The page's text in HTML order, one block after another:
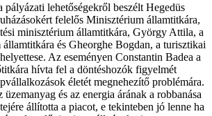
pályázati lehetőségekről beszélt Hegedüs
felelős Minisztérium államtitkára,
minisztérium államtitkára, György Attila, a
és Gheorghe Bogdan, a turisztikai
Az eseményen Constantin Badea a
hívta fel a döntéshozók figyelmét
életét megnehezítő problémára.
és az energia árának a robbanása
állította a piacot, e tekinteben jó lenne ha